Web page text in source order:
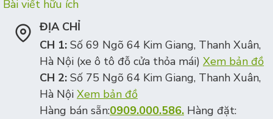
Bài viết hữu ích
ĐỊA CHỈ
CH 1: Số 69 Ngõ 64 Kim Giang, Thanh Xuân,
Hà Nội (xe ô tô đỗ cửa thỏa mái) Xem bản đồ
CH 2: Số 75 Ngõ 64 Kim Giang, Thanh Xuân,
Hà Nội Xem bản đồ
Hàng bán sẵn:0909.000.586. Hàng đặt: